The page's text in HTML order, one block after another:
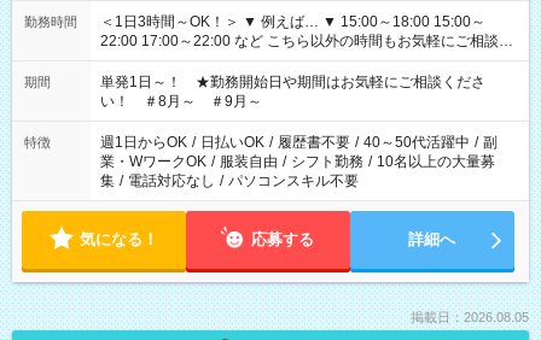
勤務時間
＜1日3時間～OK！＞ ▼ 例えば… ▼ 15:00～18:00 15:00～
22:00 17:00～22:00 など こちら以外の時間もお気軽にご相談く
ださい！
期間
単発1日～！ ★勤務開始日や期間はお気軽にご相談くださ
い！ ＃8月～ ＃9月～
特徴 週1日からOK / 日払いOK / 履歴書不要 / 40～50代活躍中 / 副
業・WワークOK / 服装自由 / シフト勤務 / 10名以上の大量募
集 / 電話対応なし / パソコンスキル不要
気になる！ 応募する 詳細へ
掲載日：2026.08.05